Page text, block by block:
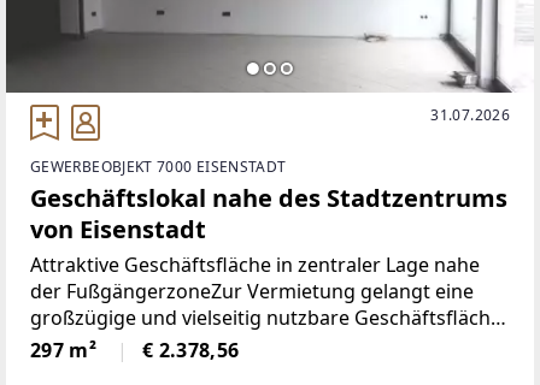
31.07.2026
GEWERBEOBJEKT 7000 EISENSTADT
Geschäftslokal nahe des Stadtzentrums
von Eisenstadt
Attraktive Geschäftsfläche in zentraler Lage nahe
der FußgängerzoneZur Vermietung gelangt eine
großzügige und vielseitig nutzbare Geschäftsfläche
in hervorragender Innenstadtlage. Das Objekt
überzeugt durch seine großzügigen
297 m² € 2.378,56